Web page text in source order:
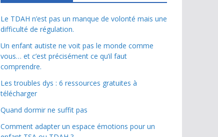
Le TDAH n’est pas un manque de volonté mais une
difficulté de régulation.
Un enfant autiste ne voit pas le monde comme
vous… et c’est précisément ce qu’il faut
comprendre.
Les troubles dys : 6 ressources gratuites à
télécharger
Quand dormir ne suffit pas
Comment adapter un espace émotions pour un